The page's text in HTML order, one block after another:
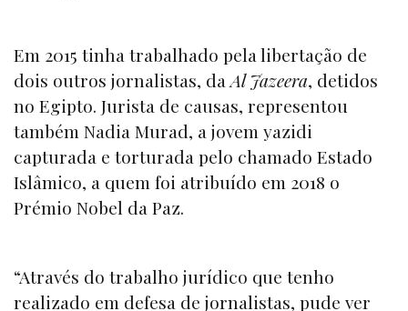
Em 2015 tinha trabalhado pela libertação de
dois outros jornalistas, daAl Jazeera, detidos
no Egipto. Jurista de causas, representou
também Nadia Murad, a jovem yazidi
capturada e torturada pelo chamado Estado
Islâmico, a quem foi atribuído em 2018 o
Prémio Nobel da Paz.
“Através do trabalho jurídico que tenho
realizado em defesa de jornalistas, pude ver